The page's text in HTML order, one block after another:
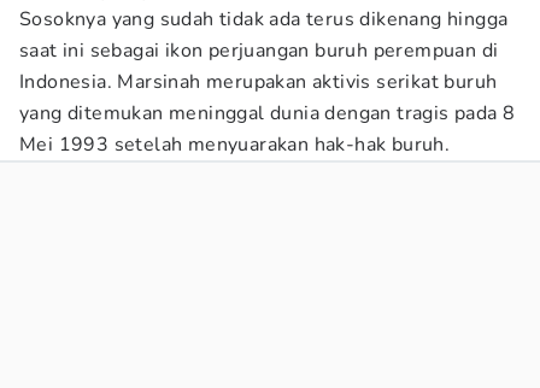
Sosoknya yang sudah tidak ada terus dikenang hingga
saat ini sebagai ikon perjuangan buruh perempuan di
Indonesia. Marsinah merupakan aktivis serikat buruh
yang ditemukan meninggal dunia dengan tragis pada 8
Mei 1993 setelah menyuarakan hak-hak buruh.